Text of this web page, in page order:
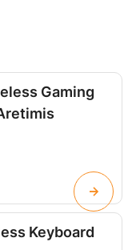
Gaming
Keyboard